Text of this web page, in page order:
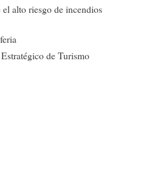
alto riesgo de incendios
de Turismo